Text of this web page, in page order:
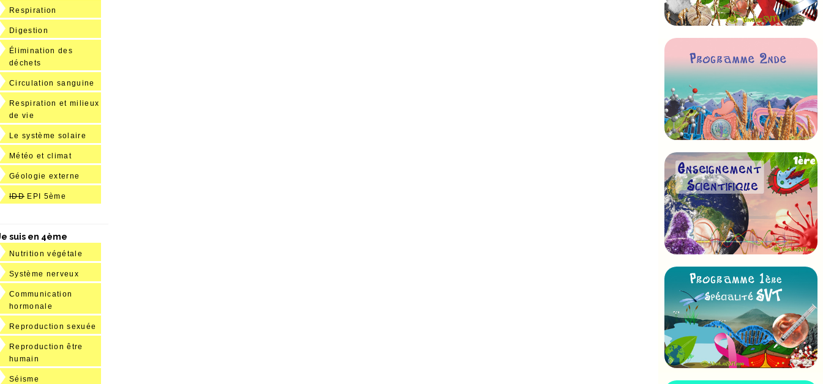
Respiration
Digestion
Élimination des
déchets
Circulation sanguine
Respiration et milieux
de vie
Le système solaire
Météo et climat
Géologie externe
IDD EPI 5ème
suis en 4ème
Nutrition végétale
Système nerveux
Communication
hormonale
Reproduction sexuée
Reproduction être
humain
Séisme